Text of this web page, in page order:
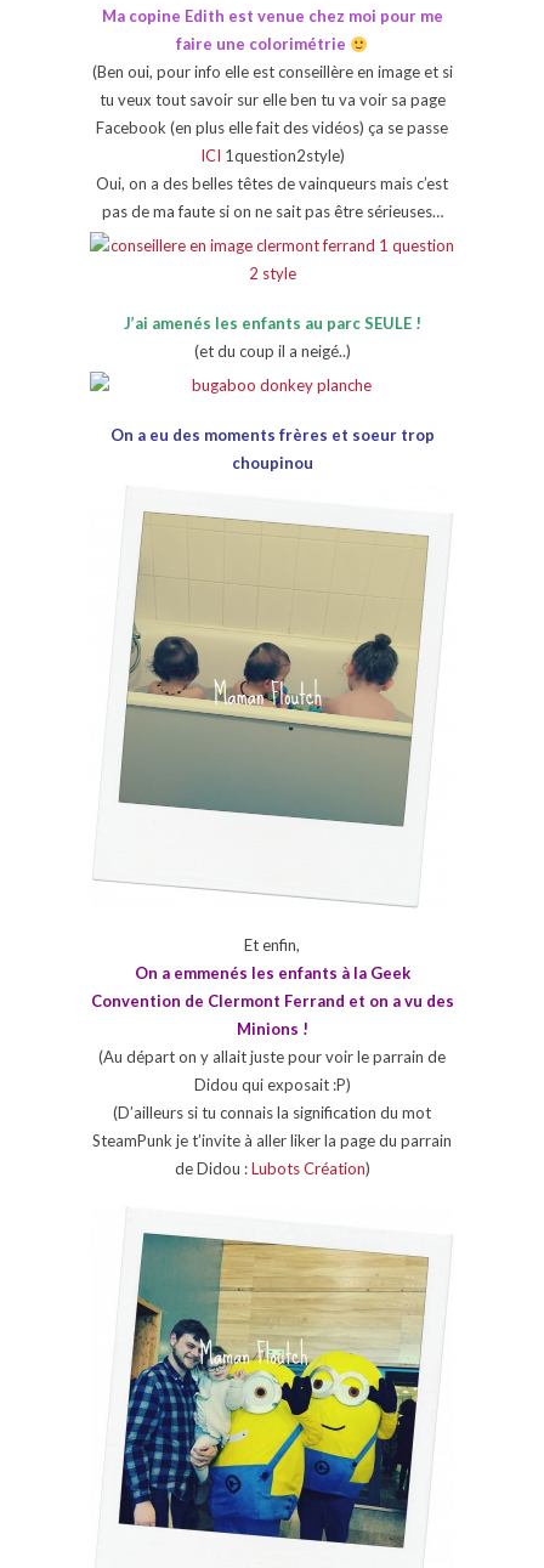
Ma copine Edith est venue chez moi pour me
faire une colorimétrie
(Ben oui, pour info elle est conseillère en image et si
tu veux tout savoir sur elle ben tu va voir sa page
Facebook (en plus elle fait des vidéos) ça se passe
ICI 1question2style)
Oui, on a des belles têtes de vainqueurs mais c’est
pas de ma faute si on ne sait pas être sérieuses…
J’ai amenés les enfants au parc SEULE !
(et du coup il a neigé..)
On a eu des moments frères et soeur trop
choupinou
Et enfin,
On a emmenés les enfants à la Geek
Convention de Clermont Ferrand et on a vu des
Minions !
(Au départ on y allait juste pour voir le parrain de
Didou qui exposait :P)
(D’ailleurs si tu connais la signification du mot
SteamPunk je t’invite à aller liker la page du parrain
de Didou :Lubots Création)